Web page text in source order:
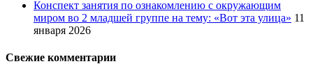
Конспект занятия по ознакомлению с окружающим
миром во 2 младшей группе на тему: «Вот эта улица» 11
января 2026
Свежие комментарии